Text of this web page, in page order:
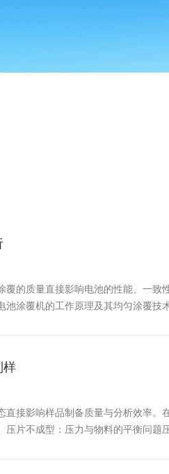
的质量直接影响电池的性能、一
涂覆机的工作原理及其均匀涂覆
样
接影响样品制备质量与分析效率
片不成型：压力与物料的平衡问